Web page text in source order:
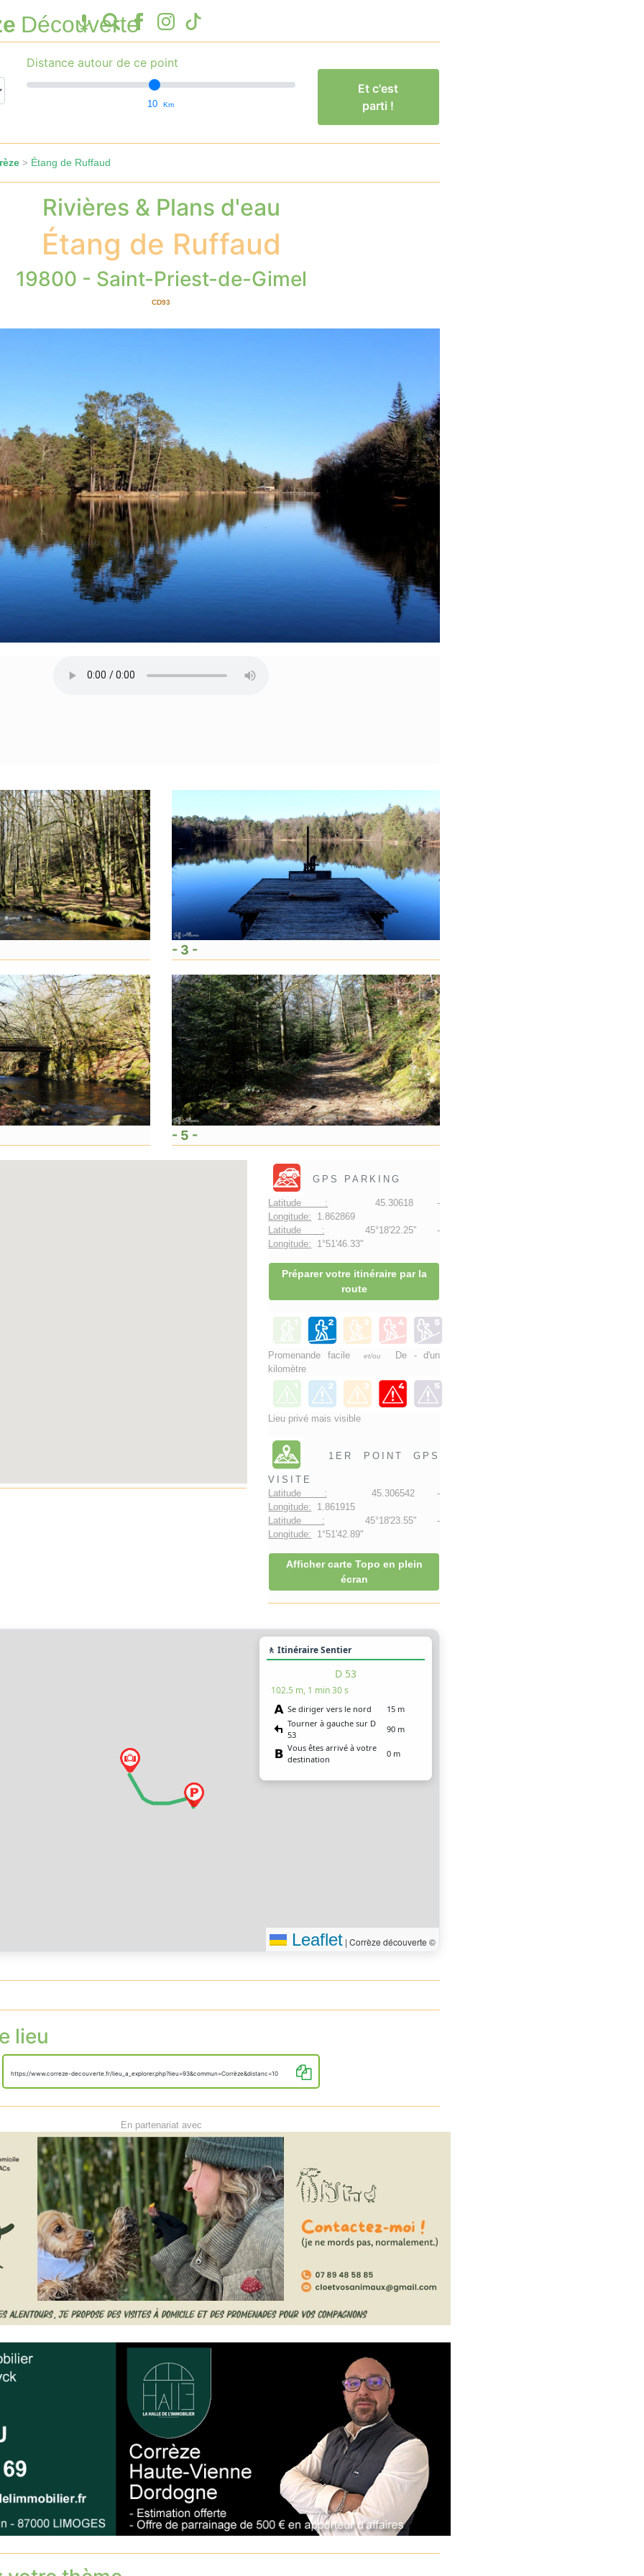
Découverte
Distance autour de ce point
10 Km
Et c'est
parti !
> Étang de Ruffaud
Rivières & Plans d'eau
Étang de Ruffaud
19800 - Saint-Priest-de-Gimel
CD93
- 3 -
- 5 -
GPS PARKING
Latitude : 45.30618 -
Longitude: 1.862869
Latitude : 45°18'22.25" -
Longitude: 1°51'46.33"
Préparer votre itinéraire par la
route
Promenande facileet/ou
De - d'un
kilomètre
Lieu privé mais visible
1ER POINT GPS
VISITE
Latitude : 45.306542 -
Longitude: 1.861915
Latitude : 45°18'23.55" -
Longitude: 1°51'42.89"
Afficher carte Topo en plein
écran
🚶 Itinéraire Sentier
D 53
102.5 m, 1 min 30 s
Se diriger vers le nord
15 m
Tourner à gauche sur D
53
90 m
Vous êtes arrivé à votre
destination
0 m
Leaflet | Corrèze découverte ©
lieu
https://www.correze-decouverte.fr/lieu_a_explorer.php?lieu=93&commun=Corrèze&distanc=10
En partenariat avec